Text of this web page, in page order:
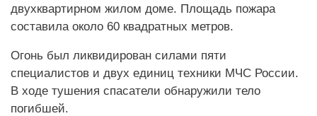
двухквартирном жилом доме. Площадь пожара
составила около 60 квадратных метров.
Огонь был ликвидирован силами пяти
специалистов и двух единиц техники МЧС России.
В ходе тушения спасатели обнаружили тело
погибшей.